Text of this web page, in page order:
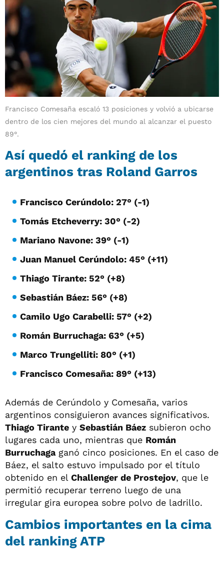
Francisco Comesaña escaló 13 posiciones y volvió a ubicarse
dentro de los cien mejores del mundo al alcanzar el puesto
89°.
Así quedó el ranking de los
argentinos tras Roland Garros
Francisco Cerúndolo: 27° (-1)
Tomás Etcheverry: 30° (-2)
Mariano Navone: 39° (-1)
Juan Manuel Cerúndolo: 45° (+11)
Thiago Tirante: 52° (+8)
Sebastián Báez: 56° (+8)
Camilo Ugo Carabelli: 57° (+2)
Román Burruchaga: 63° (+5)
Marco Trungelliti: 80° (+1)
Francisco Comesaña: 89° (+13)
Además de Cerúndolo y Comesaña, varios
argentinos consiguieron avances significativos.
Thiago Tirante y Sebastián Báez subieron ocho
lugares cada uno, mientras que Román
Burruchagaganó cinco posiciones. En el caso de
Báez, el salto estuvo impulsado por el título
obtenido en el Challenger de Prostejov, que le
permitió recuperar terreno luego de una
irregular gira europea sobre polvo de ladrillo.
Cambios importantes en la cima
del ranking ATP